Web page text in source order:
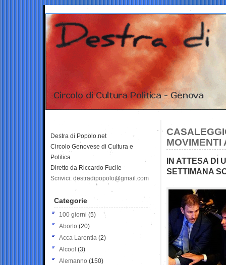
MOVIMENTI
IN ATTESA DI
SETTIMANA
Destra di Popolo.net
Circolo Genovese di Cultura e
Politica
Diretto da Riccardo Fucile
Scrivici: destradipopolo@gmail.com
Categorie
100 giorni (5)
Aborto (20)
Acca Larentia (2)
Alcool (3)
Alemanno (150)